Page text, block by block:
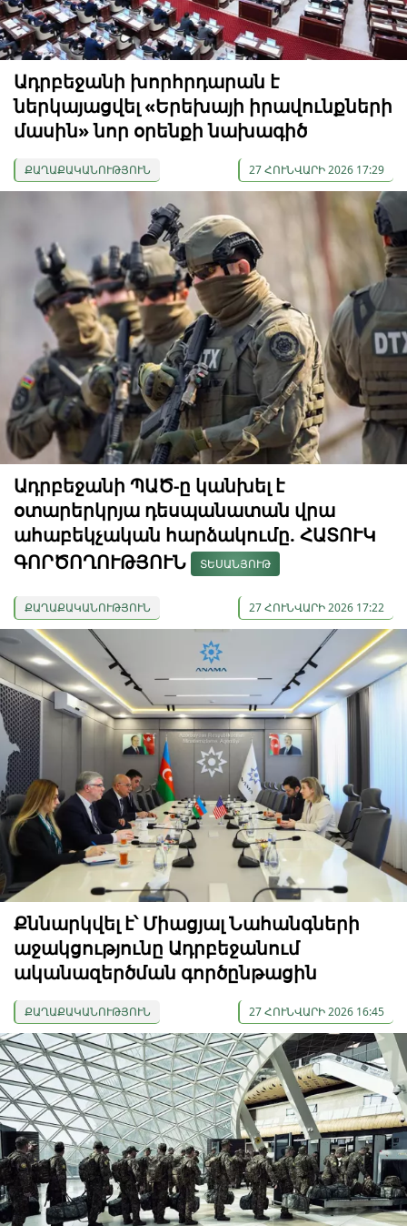
Ադրբեջանի խորհրդարան է
ներկայացվել «Երեխայի իրավունքների
մասին» նոր օրենքի նախագիծ
ՔԱՂԱՔԱԿԱՆՈՒԹՅՈՒՆ 27 ՀՈՒՆՎԱՐԻ 2026 17:29
Ադրբեջանի ՊԱԾ-ը կանխել է
օտարերկրյա դեսպանատան վրա
ահաբեկչական հարձակումը. ՀԱՏՈՒԿ
ԳՈՐԾՈՂՈՒԹՅՈՒՆ
ՏԵՍԱՆՅՈՒԹ
ՔԱՂԱՔԱԿԱՆՈՒԹՅՈՒՆ 27 ՀՈՒՆՎԱՐԻ 2026 17:22
Քննարկվել է՝ Միացյալ Նահանգների
աջակցությունը Ադրբեջանում
ականազերծման գործընթացին
ՔԱՂԱՔԱԿԱՆՈՒԹՅՈՒՆ 27 ՀՈՒՆՎԱՐԻ 2026 16:45